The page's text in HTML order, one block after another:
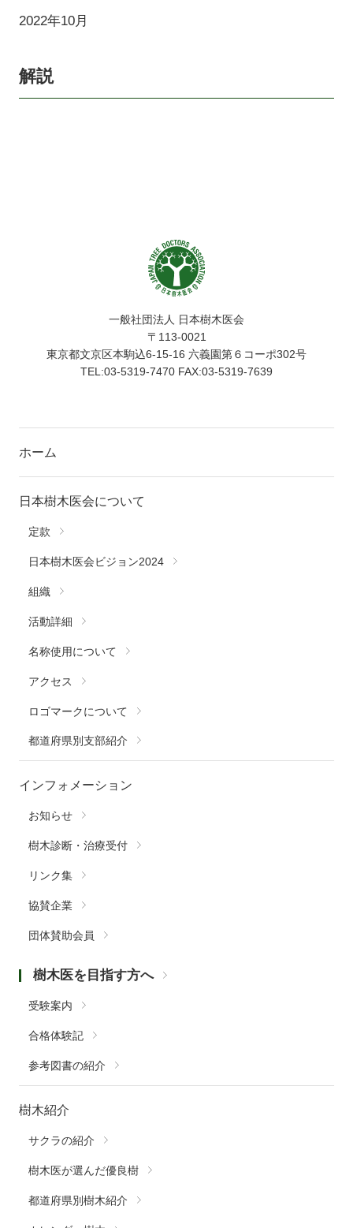
2022年10月
解説
一般社団法人 日本樹木医会
〒113-0021
東京都文京区本駒込6-15-16 六義園第６コーポ302号
TEL:03-5319-7470 FAX:03-5319-7639
ホーム
日本樹木医会について
定款
日本樹木医会ビジョン2024
組織
活動詳細
名称使用について
アクセス
ロゴマークについて
都道府県別支部紹介
インフォメーション
お知らせ
樹木診断・治療受付
リンク集
協賛企業
団体賛助会員
樹木医を目指す方へ
受験案内
合格体験記
参考図書の紹介
樹木紹介
サクラの紹介
樹木医が選んだ優良樹
都道府県別樹木紹介